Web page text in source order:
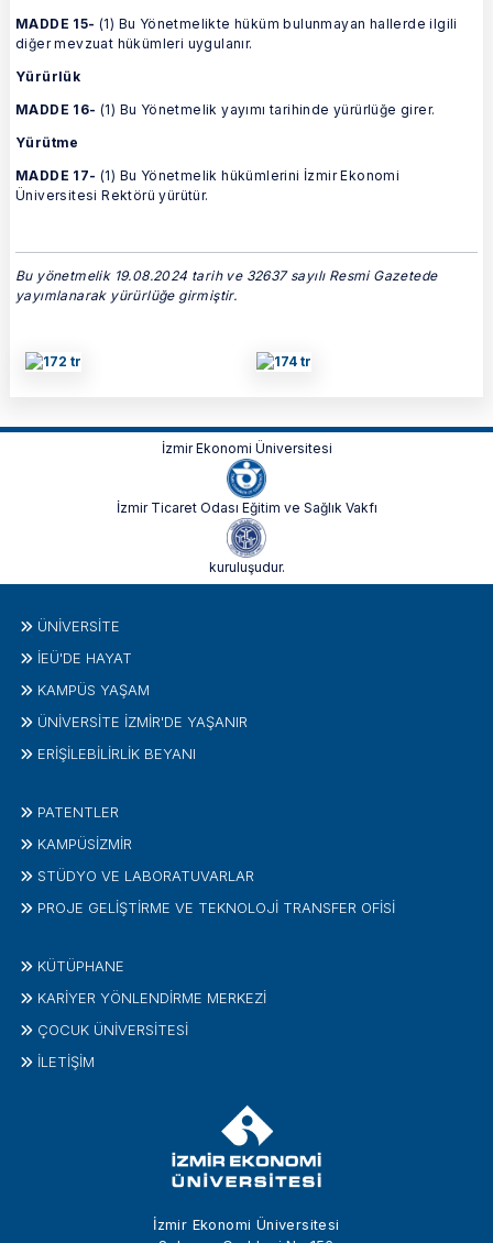
MADDE 15- (1) Bu Yönetmelikte hüküm bulunmayan hallerde ilgili
diğer mevzuat hükümleri uygulanır.
Yürürlük
MADDE 16- (1) Bu Yönetmelik yayımı tarihinde yürürlüğe girer.
Yürütme
MADDE 17- (1) Bu Yönetmelik hükümlerini İzmir Ekonomi
Üniversitesi Rektörü yürütür.
Bu yönetmelik 19.08.2024 tarih ve 32637 sayılı Resmi Gazetede
yayımlanarak yürürlüğe girmiştir.
İzmir Ekonomi Üniversitesi
İzmir Ticaret Odası Eğitim ve Sağlık Vakfı
kuruluşudur.
İzmir Ekonomi Üniversitesi
ÜNIVERSITE
İEÜ'DE HAYAT
KAMPÜS YAŞAM
ÜNİVERSİTE İZMİR'DE YAŞANIR
ERİŞİLEBİLİRLİK BEYANI
PATENTLER
KAMPÜSİZMIR
STÜDYO VE LABORATUVARLAR
PROJE GELIŞTIRME VE TEKNOLOJI TRANSFER OFISI
KÜTÜPHANE
KARİYER YÖNLENDİRME MERKEZİ
ÇOCUK ÜNIVERSITESI
İLETIŞIM